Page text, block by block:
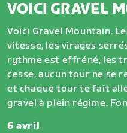
VOICI GRAVEL
Voici Gravel Mountain.
vitesse, les virages
rythme est effréné, les
cesse, aucun tour ne se
et chaque tour te fait
gravel à plein régime.
6 avril